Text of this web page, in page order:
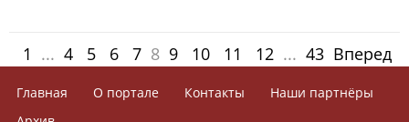
1 ... 4 5 6 7 8 9 10 11 12 ... 43 Вперед
Главная О портале Контакты
Наши партнёры